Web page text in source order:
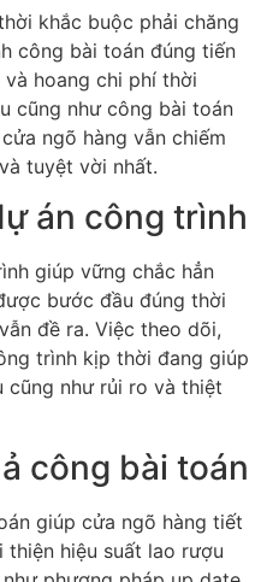
khắc buộc phải chăng
công bài toán đúng tiến
hoang chi phí thời
cũng như công bài toán
ngõ hàng vẫn chiếm
tuyệt vời nhất.
án công trình
giúp vững chắc hẳn
bước đầu đúng thời
đề ra. Việc theo dõi,
trình kịp thời đang giúp
cũng như rủi ro và thiệt
công bài toán
giúp cửa ngõ hàng tiết
thiện hiệu suất lao rượu